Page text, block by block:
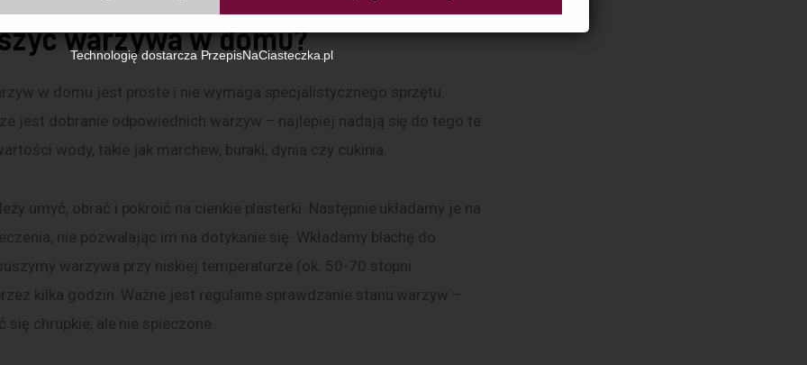
Identyfikator zgody:ID86033260807043346
Technologię dostarcza PrzepisNaCiasteczka.pl
warzywa w domu?
w domu jest proste i nie wymaga specjalistycznego sprzętu.
jest dobranie odpowiednich warzyw – najlepiej nadają się do tego te
wody, takie jak marchew, buraki, dynia czy cukinia.
umyć, obrać i pokroić na cienkie plasterki. Następnie układamy je na
nie pozwalając im na dotykanie się. Wkładamy blachę do
warzywa przy niskiej temperaturze (ok. 50-70 stopni
kilka godzin. Ważne jest regularne sprawdzanie stanu warzyw –
się chrupkie, ale nie spieczone.